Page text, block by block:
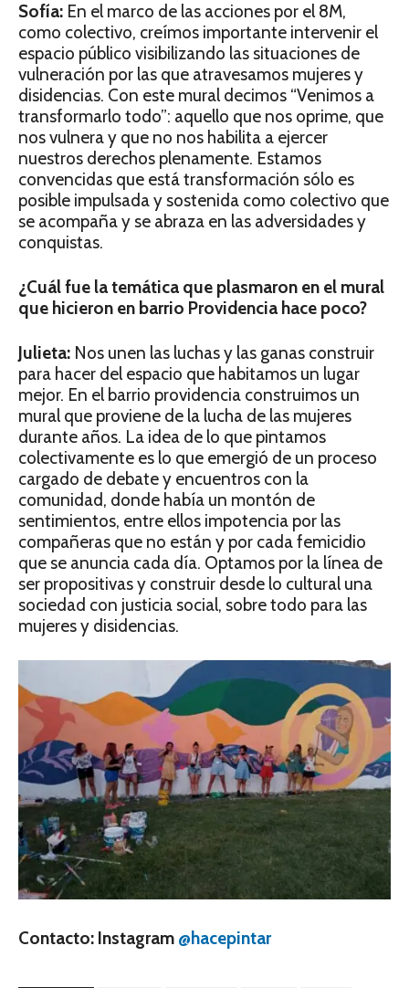
Sofía: En el marco de las acciones por el 8M,
como colectivo, creímos importante intervenir el
espacio público visibilizando las situaciones de
vulneración por las que atravesamos mujeres y
disidencias. Con este mural decimos “Venimos a
transformarlo todo”: aquello que nos oprime, que
nos vulnera y que no nos habilita a ejercer
nuestros derechos plenamente. Estamos
convencidas que está transformación sólo es
posible impulsada y sostenida como colectivo que
se acompaña y se abraza en las adversidades y
conquistas.
¿Cuál fue la temática que plasmaron en el mural
que hicieron en barrio Providencia hace poco?
Julieta: Nos unen las luchas y las ganas construir
para hacer del espacio que habitamos un lugar
mejor. En el barrio providencia construimos un
mural que proviene de la lucha de las mujeres
durante años. La idea de lo que pintamos
colectivamente es lo que emergió de un proceso
cargado de debate y encuentros con la
comunidad, donde había un montón de
sentimientos, entre ellos impotencia por las
compañeras que no están y por cada femicidio
que se anuncia cada día. Optamos por la línea de
ser propositivas y construir desde lo cultural una
sociedad con justicia social, sobre todo para las
mujeres y disidencias.
Contacto: Instagram @hacepintar